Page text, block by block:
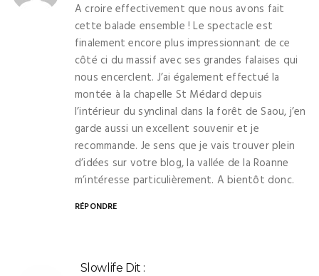
A croire effectivement que nous avons fait
cette balade ensemble ! Le spectacle est
finalement encore plus impressionnant de ce
côté ci du massif avec ses grandes falaises qui
nous encerclent. J’ai également effectué la
montée à la chapelle St Médard depuis
l’intérieur du synclinal dans la forêt de Saou, j’en
garde aussi un excellent souvenir et je
recommande. Je sens que je vais trouver plein
d’idées sur votre blog, la vallée de la Roanne
m’intéresse particulièrement. A bientôt donc.
RÉPONDRE
Slowlife Dit :